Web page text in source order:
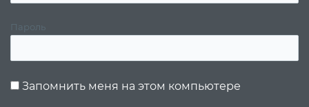
Пароль
Запомнить меня на этом компьютере